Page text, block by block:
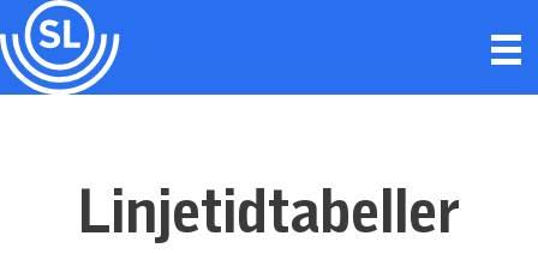
Hoppa
till
innehåll
Linjetidtabeller